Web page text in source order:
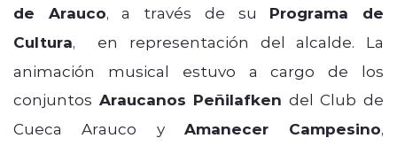
de Arauco, a través de su Programa de
Cultura, en representación del alcalde. La
animación musical estuvo a cargo de los
conjuntos Araucanos Peñilafken del Club de
Cueca Arauco y Amanecer Campesino,